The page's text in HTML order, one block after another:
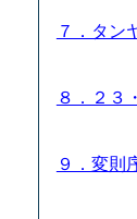
７．タン
８．２３
９．変則